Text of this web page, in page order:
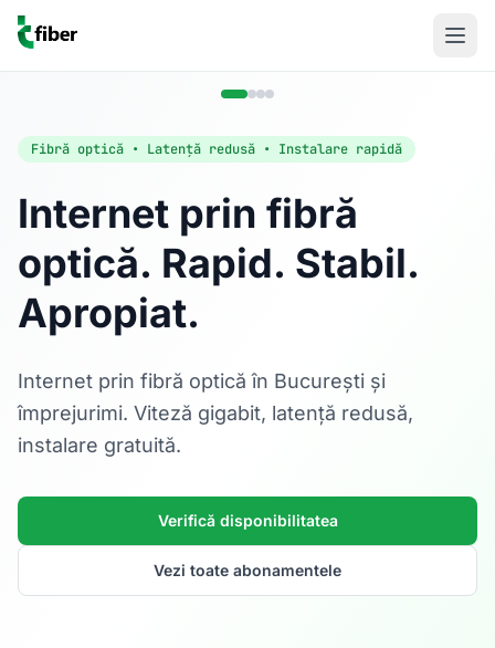
Fibră optică • Latență redusă • Instalare rapidă
Internet prin fibră
optică. Rapid. Stabil.
Apropiat.
Internet prin fibră optică în București și
împrejurimi. Viteză gigabit, latență redusă,
instalare gratuită.
Verifică disponibilitatea
Vezi toate abonamentele
Acasă
Internet Rezidențial
Fibră optică până la 1 Gbps, direct în casa ta.